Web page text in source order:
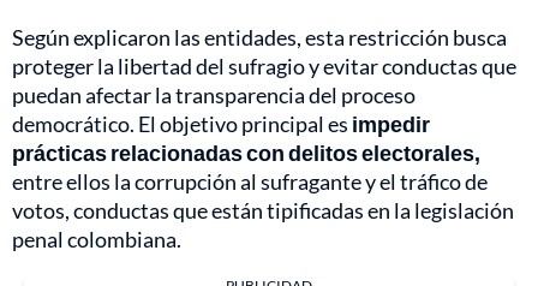
Según explicaron las entidades, esta restricción busca
proteger la libertad del sufragio y evitar conductas que
puedan afectar la transparencia del proceso
democrático. El objetivo principal es impedir
prácticas relacionadas con delitos electorales,
entre ellos la corrupción al sufragante y el tráfico de
votos, conductas que están tipificadas en la legislación
penal colombiana.